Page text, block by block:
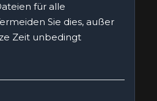
für alle
Sie dies, außer
Zeit unbedingt